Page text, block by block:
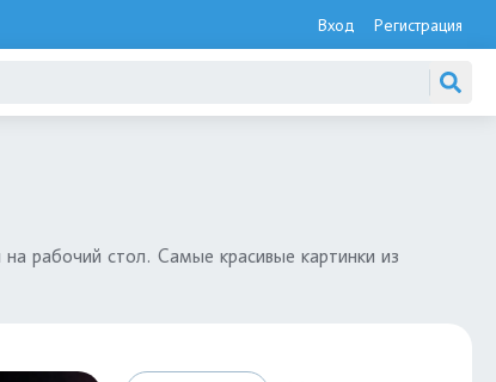
Вход Регистрация
рабочий стол. Самые красивые картинки из